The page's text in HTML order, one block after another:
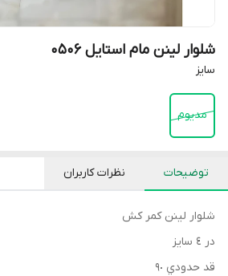
شلوار لینن مام استایل 0506
سایز
مدیوم
توضیحات نظرات کاربران
شلوار لينن كمر كش
در ٤ سايز
قد حدودي ٩٠